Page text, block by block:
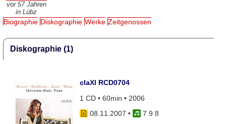
vor 57 Jahren
in Lübz
Biographie Diskographie Werke Zeitgenossen
Diskographie (1)
claXl RCD0704
1 CD • 60min • 2006
08.11.2007 •
7 9 8